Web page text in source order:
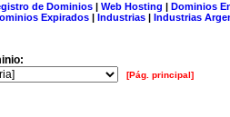
de Dominios| Web Hosting | Dominios
Expirados | Industrias | Industrias
[Pág. principal]